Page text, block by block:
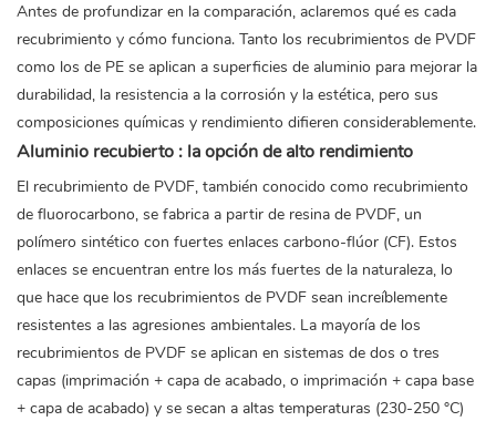
Antes de profundizar en la comparación, aclaremos qué es cada
recubrimiento y cómo funciona. Tanto los recubrimientos de PVDF
como los de PE se aplican a superficies de aluminio para mejorar la
durabilidad, la resistencia a la corrosión y la estética, pero sus
composiciones químicas y rendimiento difieren considerablemente.
Aluminio recubierto : la opción de alto rendimiento
El recubrimiento de PVDF, también conocido como recubrimiento
de fluorocarbono, se fabrica a partir de resina de PVDF, un
polímero sintético con fuertes enlaces carbono-flúor (CF). Estos
enlaces se encuentran entre los más fuertes de la naturaleza, lo
que hace que los recubrimientos de PVDF sean increíblemente
resistentes a las agresiones ambientales. La mayoría de los
recubrimientos de PVDF se aplican en sistemas de dos o tres
capas (imprimación + capa de acabado, o imprimación + capa base
+ capa de acabado) y se secan a altas temperaturas (230-250 °C)